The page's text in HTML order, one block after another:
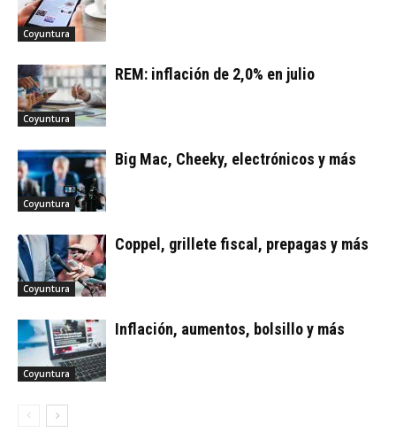
Coyuntura
Coyuntura
REM: inflación de 2,0% en julio
Coyuntura
Big Mac, Cheeky, electrónicos y más
Coyuntura
Coppel, grillete fiscal, prepagas y más
Coyuntura
Inflación, aumentos, bolsillo y más